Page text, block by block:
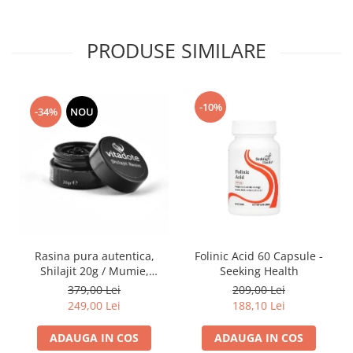
PRODUSE SIMILARE
-34% NOU
Rasina pura autentica,
Shilajit 20g / Mumie,
Vitamine si Micronutrienti -
Vitadote
379,00 Lei
249,00 Lei
ADAUGA IN COS
-10%
Folinic Acid 60 Capsule -
Seeking Health
209,00 Lei
188,10 Lei
ADAUGA IN COS